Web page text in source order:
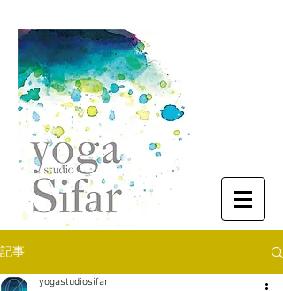
記事
yogastudiosifar